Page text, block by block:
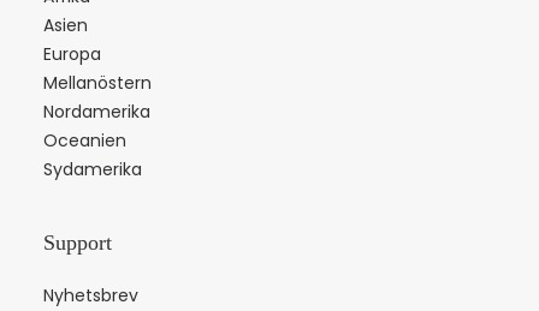
Asien
Europa
Mellanöstern
Nordamerika
Oceanien
Sydamerika
Support
Nyhetsbrev